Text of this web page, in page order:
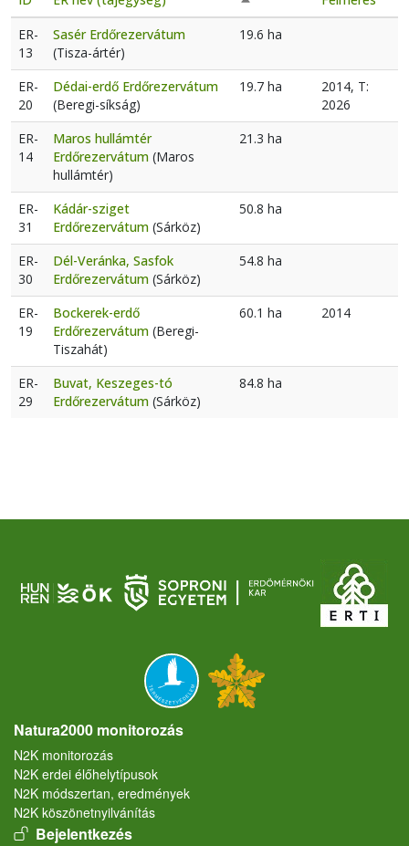
ER-
13
Sasér Erdőrezervátum
(Tisza-ártér)
19.6 ha
ER-
20
Dédai-erdő Erdőrezervátum
(Beregi-síkság)
19.7 ha
2014, T:
2026
ER-
14
Maros hullámtér
Erdőrezervátum (Maros
hullámtér)
21.3 ha
ER-
31
Kádár-sziget
Erdőrezervátum (Sárköz)
50.8 ha
ER-
30
Dél-Veránka, Sasfok
Erdőrezervátum (Sárköz)
54.8 ha
ER-
19
Bockerek-erdő
Erdőrezervátum (Beregi-
Tiszahát)
60.1 ha 2014
ER-
29
Buvat, Keszeges-tó
Erdőrezervátum (Sárköz)
84.8 ha
Natura2000 monitorozás
N2K monitorozás
N2K erdei élőhelytípusok
N2K módszertan, eredmények
N2K köszönetnyilvánítás
User account menu
Bejelentkezés